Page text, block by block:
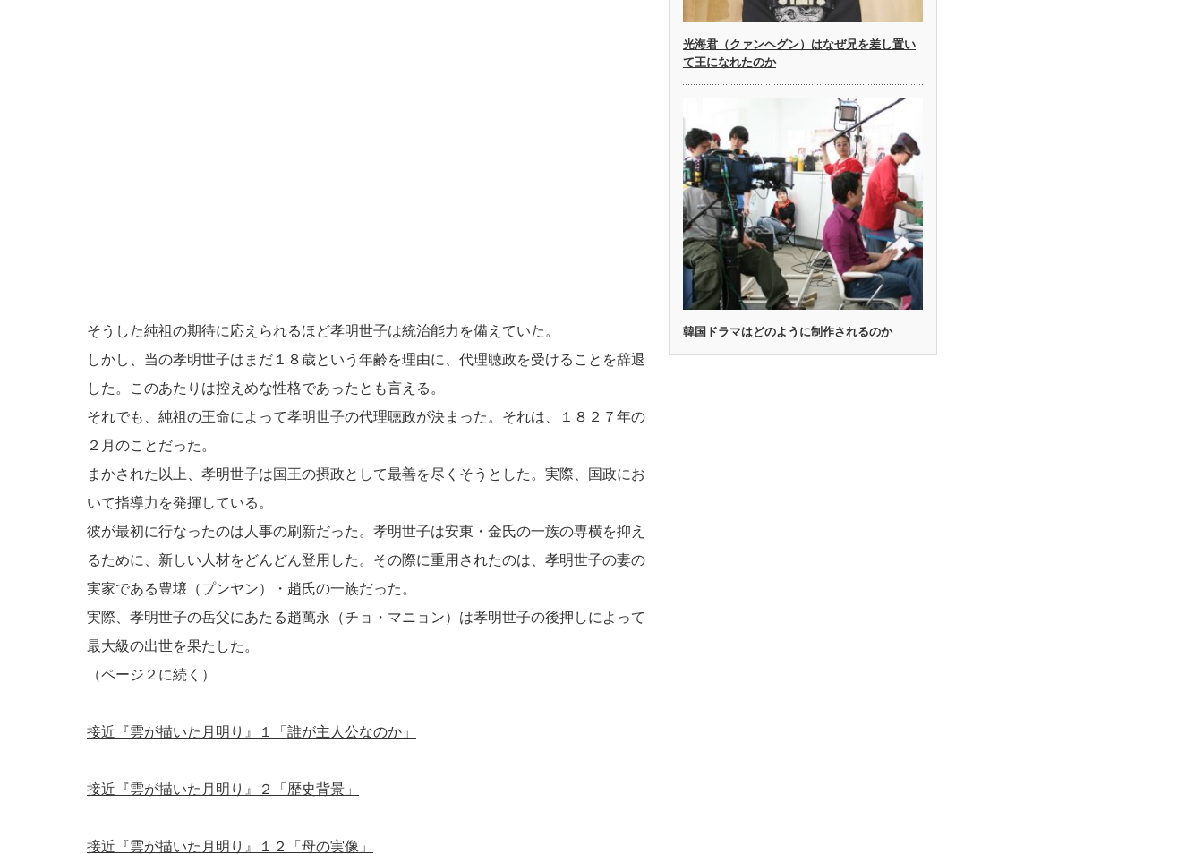
そうした純祖の期待に応えられるほど孝明世子は統治能力を備えていた。
しかし、当の孝明世子はまだ１８歳という年齢を理由に、代理聴政を受けることを辞退
した。このあたりは控えめな性格であったとも言える。
それでも、純祖の王命によって孝明世子の代理聴政が決まった。それは、１８２７年の
２月のことだった。
まかされた以上、孝明世子は国王の摂政として最善を尽くそうとした。実際、国政にお
いて指導力を発揮している。
彼が最初に行なったのは人事の刷新だった。孝明世子は安東・金氏の一族の専横を抑え
るために、新しい人材をどんどん登用した。その際に重用されたのは、孝明世子の妻の
実家である豊壌（プンヤン）・趙氏の一族だった。
実際、孝明世子の岳父にあたる趙萬永（チョ・マニョン）は孝明世子の後押しによって
最大級の出世を果たした。
（ページ２に続く）
接近『雲が描いた月明り』１「誰が主人公なのか」
接近『雲が描いた月明り』２「歴史背景」
接近『雲が描いた月明り』１２「母の実像」
光海君（クァンヘグン）はなぜ兄を差し置い
て王になれたのか
韓国ドラマはどのように制作されるのか